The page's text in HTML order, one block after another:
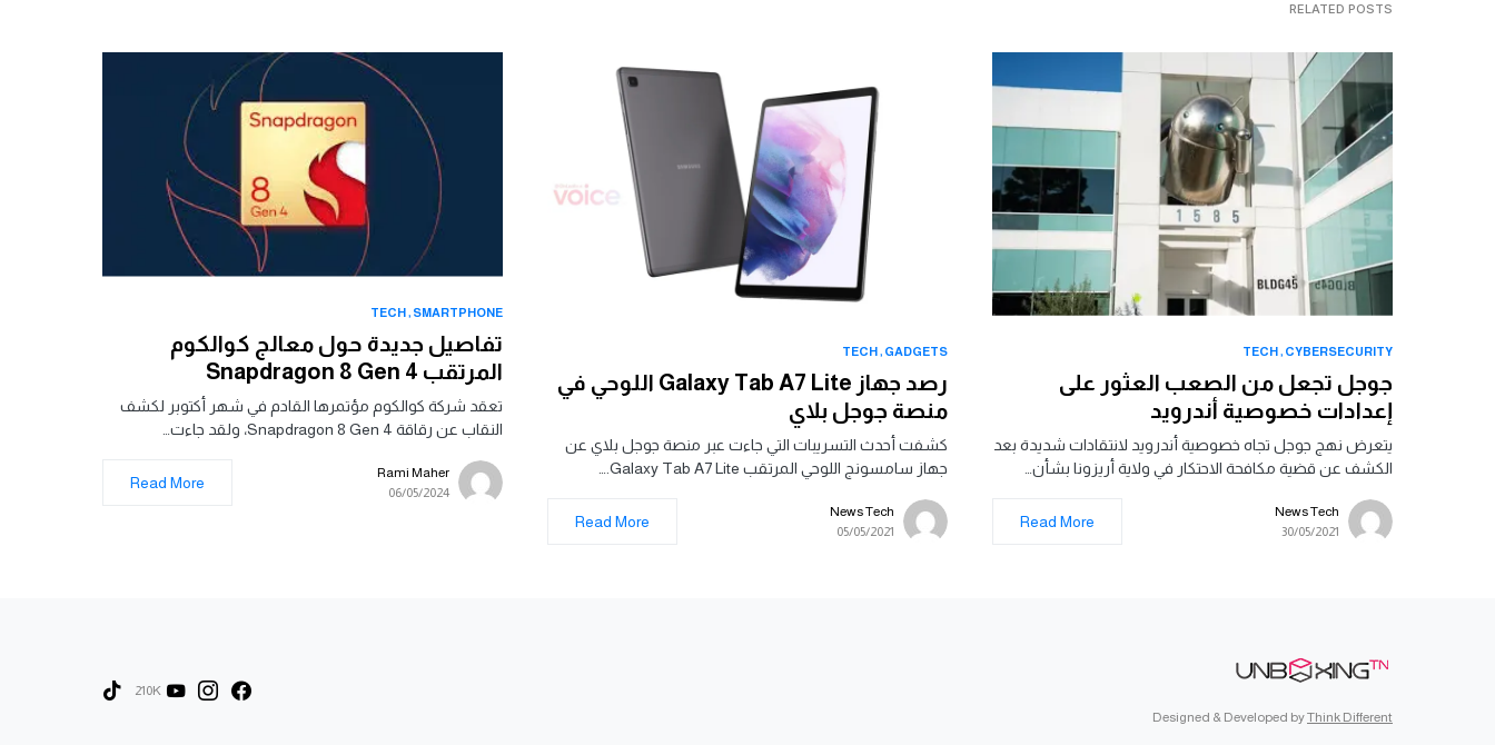
RELATED POSTS
CYBERSECURITY
TECH
جوجل تجعل من الصعب العثور على
إعدادات خصوصية أندرويد
يتعرض نهج جوجل تجاه خصوصية أندرويد لانتقادات شديدة بعد
الكشف عن قضية مكافحة الاحتكار في ولاية أريزونا بشأن…
News Tech
30/05/2021
Read More
GADGETS
TECH
رصد جهاز Galaxy Tab A7 Lite اللوحي في
منصة جوجل بلاي
كشفت أحدث التسريبات التي جاءت عبر منصة جوجل بلاي عن
جهاز سامسونج اللوحي المرتقب Galaxy Tab A7 Lite.…
News Tech
05/05/2021
Read More
SMARTPHONE
TECH
تفاصيل جديدة حول معالج كوالكوم
المرتقب Snapdragon 8 Gen 4
تعقد شركة كوالكوم مؤتمرها القادم في شهر أكتوبر لكشف
النقاب عن رقاقة Snapdragon 8 Gen 4، ولقد جاءت…
Rami Maher
06/05/2024
Read More
Designed & Developed byThink Different
210K